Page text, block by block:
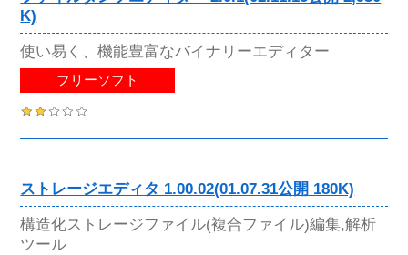
K)
使い易く、機能豊富なバイナリーエディター
フリーソフト
ストレージエディタ 1.00.02(01.07.31公開 180K)
構造化ストレージファイル(複合ファイル)編集,解析
ツール